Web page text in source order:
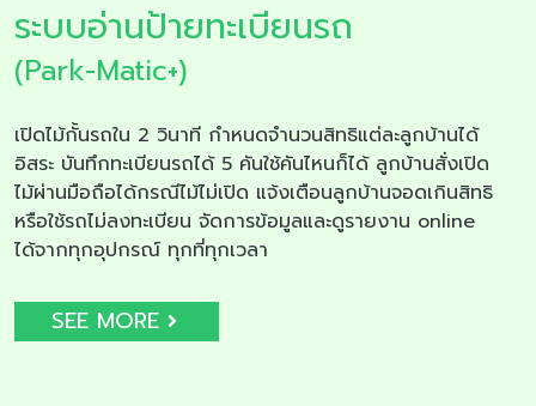
ระบบอ่านป้ายทะเบียนรถ
(Park-Matic+)
เปิดไม้กั้นรถใน 2 วินาที กำหนดจำนวนสิทธิแต่ละลูกบ้านได้
อิสระ บันทึกทะเบียนรถได้ 5 คันใช้คันไหนก็ได้ ลูกบ้านสั่งเปิด
ไม้ผ่านมือถือได้กรณีไม้ไม่เปิด แจ้งเตือนลูกบ้านจอดเกินสิทธิ
หรือใช้รถไม่ลงทะเบียน จัดการข้อมูลและดูรายงาน online
ได้จากทุกอุปกรณ์ ทุกที่ทุกเวลา
SEE MORE